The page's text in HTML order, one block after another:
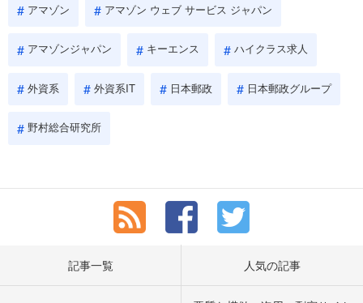
アマゾン アマゾン ウェブ サービス ジャパン
アマゾンジャパン キーエンス ハイクラス求人
外資系 外資系IT 日本郵政 日本郵政グループ
野村総合研究所
記事一覧 人気の記事